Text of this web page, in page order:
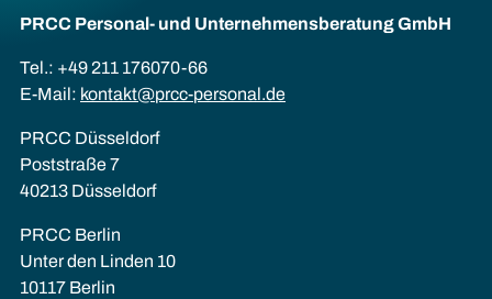
PRCC Personal- und Unternehmens­beratung GmbH
Tel.: +49 211 176070-66
E-Mail: kontakt@prcc-personal.de
PRCC Düsseldorf
Poststraße 7
40213 Düsseldorf
PRCC Berlin
Unter den Linden 10
10117 Berlin